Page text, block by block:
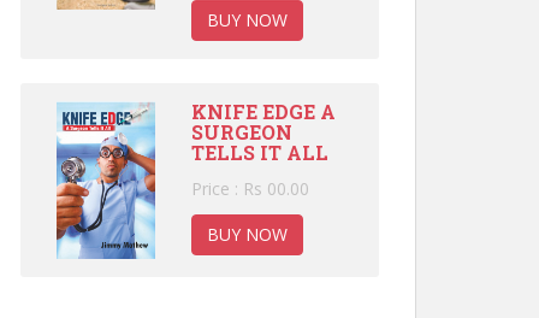
BUY NOW
KNIFE EDGE A
SURGEON
TELLS IT ALL
Price : Rs 00.00
BUY NOW